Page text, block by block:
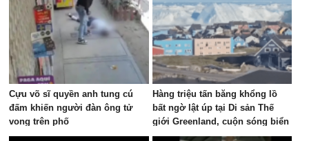
Cựu võ sĩ quyền anh tung cú
đấm khiến người đàn ông tử
vong trên phố
Hàng triệu tấn băng khổng lồ
bất ngờ lật úp tại Di sản Thế
giới Greenland, cuộn sóng biển
dâng cao tạo cảnh tượng khó